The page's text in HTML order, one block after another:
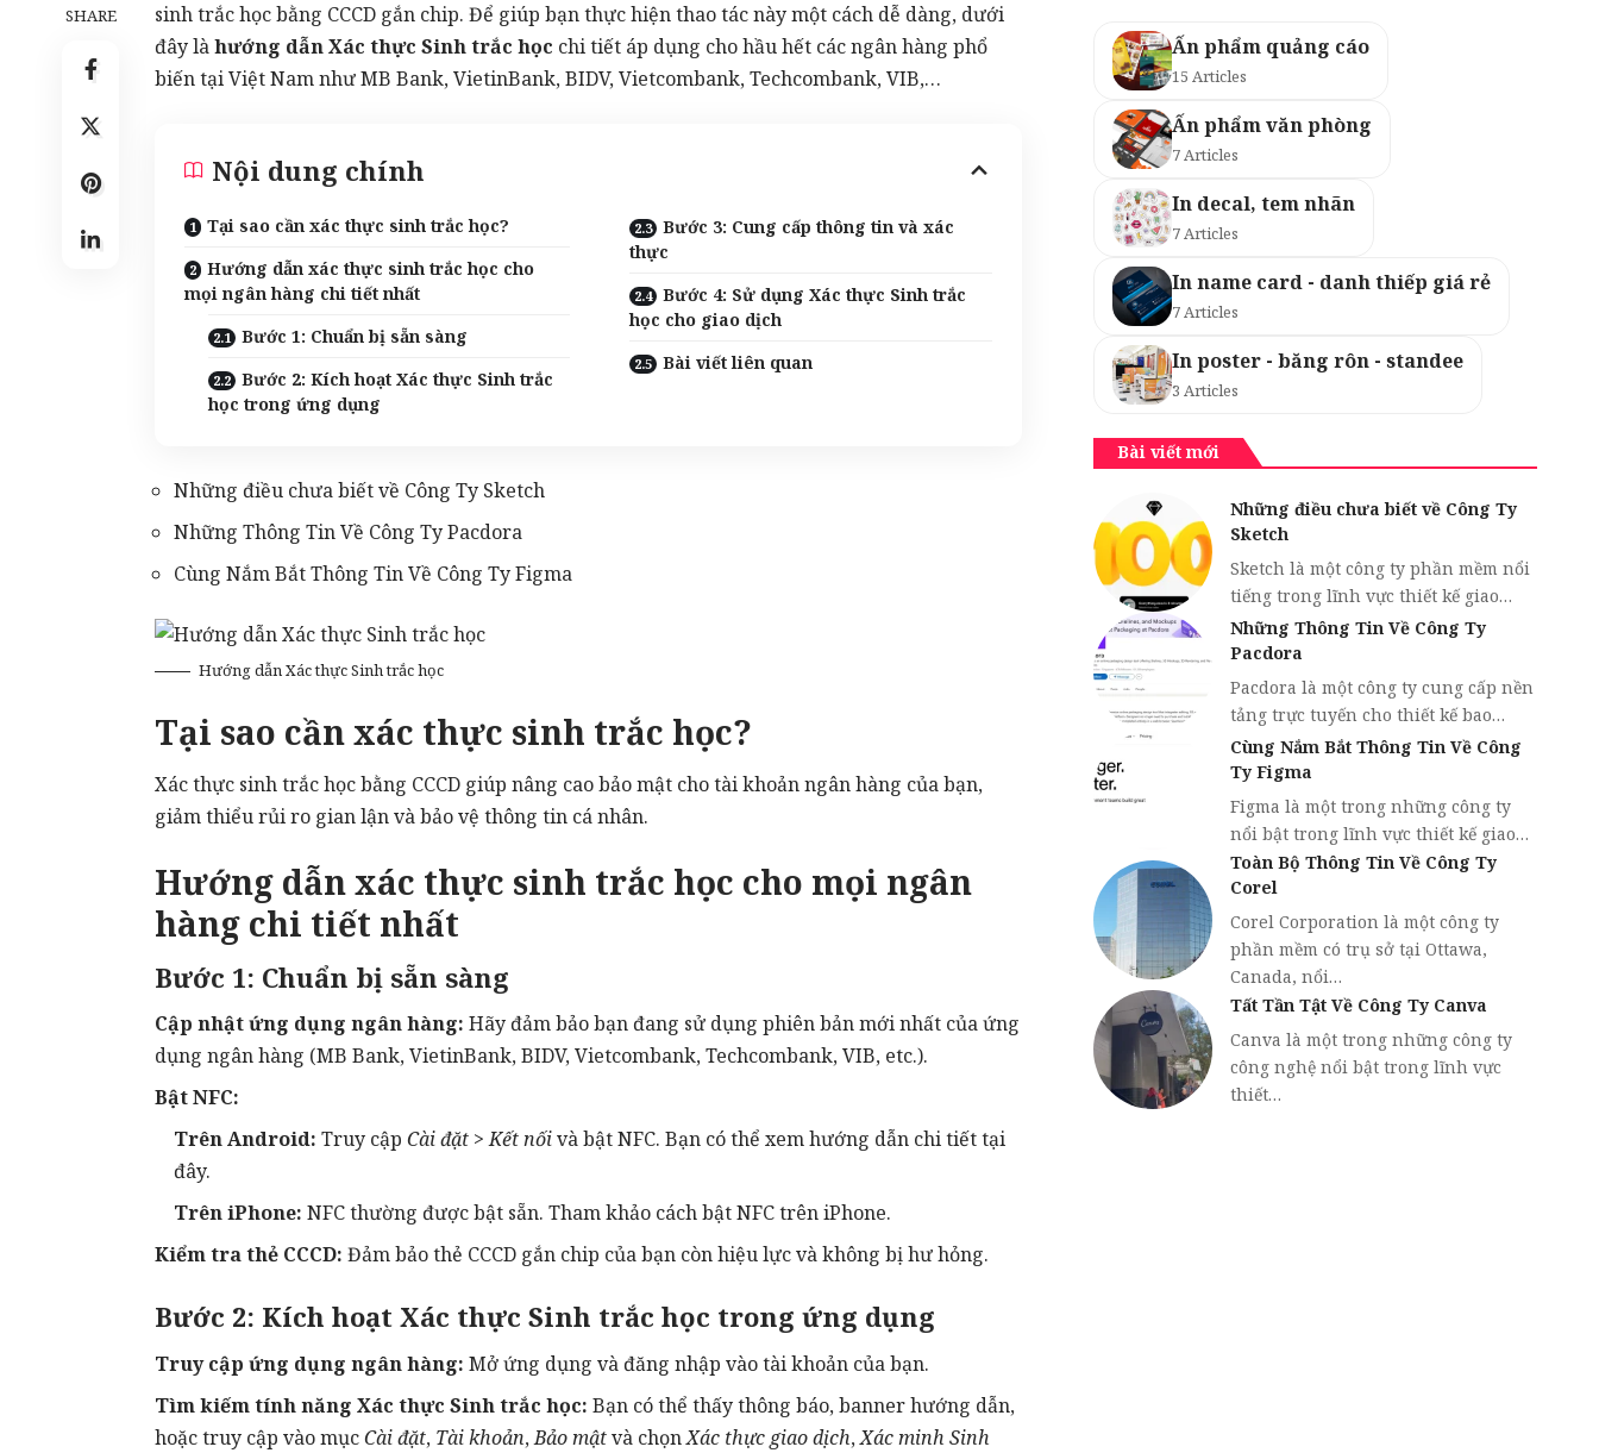
SHARE
sinh trắc học bằng CCCD gắn chip. Để giúp bạn thực hiện thao tác này một cách dễ dàng, dưới
đây làhướng dẫn Xác thực Sinh trắc học chi tiết áp dụng cho hầu hết các ngân hàng phổ
biến tại Việt Nam như MB Bank, VietinBank, BIDV, Vietcombank, Techcombank, VIB,…
Nội dung chính
Tại sao cần xác thực sinh trắc học?
Hướng dẫn xác thực sinh trắc học cho
mọi ngân hàng chi tiết nhất
Bước 1: Chuẩn bị sẵn sàng
Bước 2: Kích hoạt Xác thực Sinh trắc
học trong ứng dụng
Bước 3: Cung cấp thông tin và xác
thực
Bước 4: Sử dụng Xác thực Sinh trắc
học cho giao dịch
Bài viết liên quan
Những điều chưa biết về Công Ty Sketch
Những Thông Tin Về Công Ty Pacdora
Cùng Nắm Bắt Thông Tin Về Công Ty Figma
Hướng dẫn Xác thực Sinh trắc học
Tại sao cần xác thực sinh trắc học?
Xác thực sinh trắc học bằng CCCD giúp nâng cao bảo mật cho tài khoản ngân hàng của bạn,
giảm thiểu rủi ro gian lận và bảo vệ thông tin cá nhân.
Hướng dẫn xác thực sinh trắc học cho mọi ngân
hàng chi tiết nhất
Bước 1: Chuẩn bị sẵn sàng
Cập nhật ứng dụng ngân hàng: Hãy đảm bảo bạn đang sử dụng phiên bản mới nhất của ứng
dụng ngân hàng (MB Bank, VietinBank, BIDV, Vietcombank, Techcombank, VIB, etc.).
BậtNFC:
Trên Android: Truy cập Cài đặt >Kết nốivà bật NFC. Bạn có thể xem hướng dẫn chi tiếttại
đây.
Trên iPhone: NFC thường được bật sẵn. Tham khảo cách bật NFC trên iPhone.
Kiểm tra thẻ CCCD: Đảm bảo thẻ CCCD gắn chip của bạn còn hiệu lực và không bị hư hỏng.
Bước 2: Kích hoạt Xác thực Sinh trắc học trong ứng dụng
Truy cập ứng dụng ngân hàng: Mở ứng dụng và đăng nhập vào tài khoản của bạn.
Tìm kiếm tính năng Xác thực Sinh trắc học: Bạn có thể thấy thông báo, banner hướng dẫn,
hoặc truy cập vào mụcCài đặt, Tài khoản,Bảo mậtvà chọnXác thực giao dịch,Xác minh Sinh
Ấn phẩm quảng cáo
15 Articles
Ấn phẩm văn phòng
7 Articles
In decal, tem nhãn
7 Articles
In name card - danh thiếp giá rẻ
7 Articles
In poster - băng rôn - standee
3 Articles
Bài viết mới
Những điều chưa biết về Công Ty
Sketch
Sketch là một công ty phần mềm nổi
tiếng trong lĩnh vực thiết kế giao…
Những Thông Tin Về Công Ty
Pacdora
Pacdora là một công ty cung cấp nền
tảng trực tuyến cho thiết kế bao…
Cùng Nắm Bắt Thông Tin Về Công
Ty Figma
Figma là một trong những công ty
nổi bật trong lĩnh vực thiết kế giao…
Toàn Bộ Thông Tin Về Công Ty
Corel
Corel Corporation là một công ty
phần mềm có trụ sở tại Ottawa,
Canada, nổi…
Tất Tần Tật Về Công Ty Canva
Canva là một trong những công ty
công nghệ nổi bật trong lĩnh vực
thiết…